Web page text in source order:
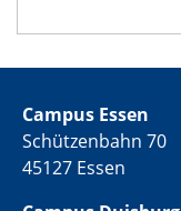
Campus Essen
Schützenbahn 70
45127 Essen